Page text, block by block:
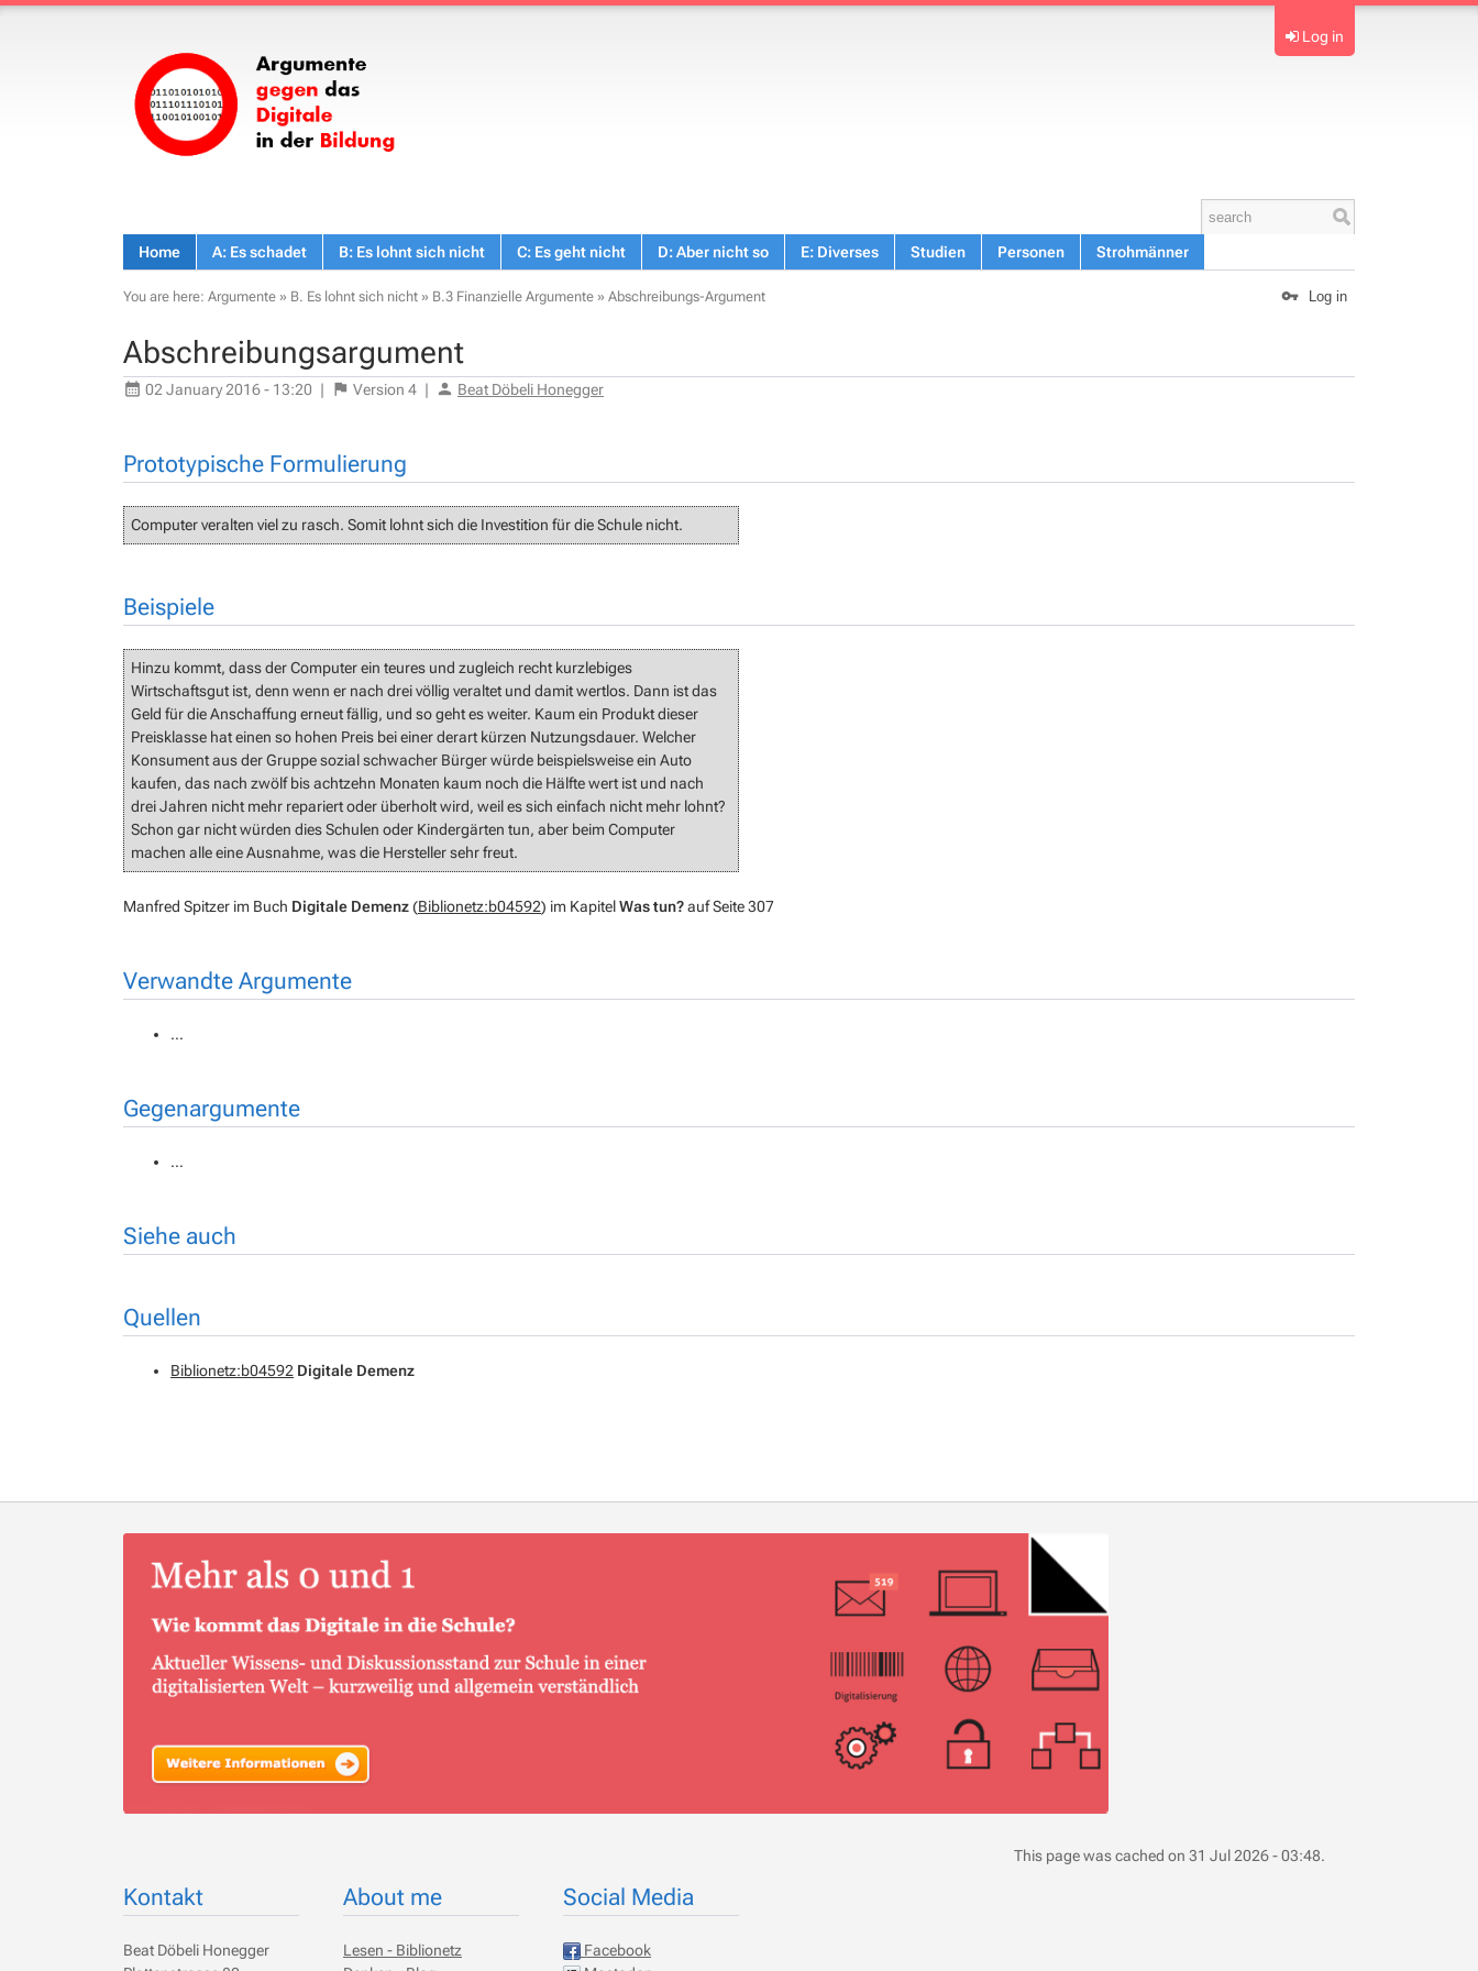
Log in
Home A: Es schadet B: Es lohnt sich nicht C: Es geht nicht D: Aber nicht so E: Diverses Studien Personen Strohmänner
Log in
You are here: Argumente » B. Es lohnt sich nicht » B.3 Finanzielle Argumente » Abschreibungs-Argument
Abschreibungsargument
02 January 2016 - 13:20 | Version 4 | Beat Döbeli Honegger
Prototypische Formulierung
Computer veralten viel zu rasch. Somit lohnt sich die Investition für die Schule nicht.
Beispiele
Hinzu kommt, dass der Computer ein teures und zugleich recht kurzlebiges
Wirtschaftsgut ist, denn wenn er nach drei völlig veraltet und damit wertlos. Dann ist das
Geld für die Anschaffung erneut fällig, und so geht es weiter. Kaum ein Produkt dieser
Preisklasse hat einen so hohen Preis bei einer derart kürzen Nutzungsdauer. Welcher
Konsument aus der Gruppe sozial schwacher Bürger würde beispielsweise ein Auto
kaufen, das nach zwölf bis achtzehn Monaten kaum noch die Hälfte wert ist und nach
drei Jahren nicht mehr repariert oder überholt wird, weil es sich einfach nicht mehr lohnt?
Schon gar nicht würden dies Schulen oder Kindergärten tun, aber beim Computer
machen alle eine Ausnahme, was die Hersteller sehr freut.
Manfred Spitzer im Buch Digitale Demenz(Biblionetz:b04592) im KapitelWas tun?auf Seite 307
Verwandte Argumente
…
Gegenargumente
…
Siehe auch
Quellen
Biblionetz:b04592 Digitale Demenz
Kontakt
Beat Döbeli Honegger
About me
Lesen - Biblionetz
Social Media
Facebook
This page was cached on 31 Jul 2026 - 03:48.